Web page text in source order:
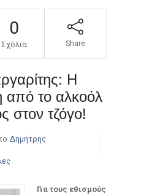
0
Σχόλια Share
Η
από το αλκοόλ
στον τζόγο!
Δημήτρης
Για τους εθισμούς